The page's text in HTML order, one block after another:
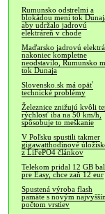
Rumunsko odstrelmi a
blokádou mení tok
aby udržalo jadrovú
elektráreň v chode
Maďarsko jadrovú
nakoniec kompletne
neodstavilo, Rumunsko
tok Dunaja
Slovensko.sk má opäť
technické problémy
Železnice znižujú kvôli
rýchlosť iba na 50 km/h,
spôsobuje to meškanie
V Poľsku spustili takmer
gigawatthodinové
z LiFePO4 článkov
Telekom pridal 12 GB
pre Easy, chce zaň 12 eur
Spustená výroba flash
pamäte s novým
počtom vrstiev